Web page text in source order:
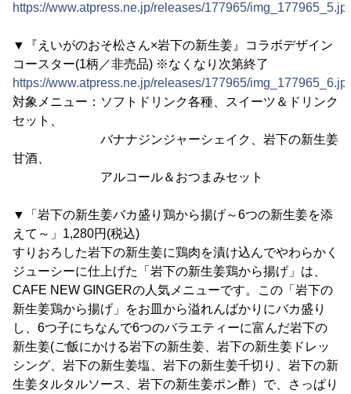
https://www.atpress.ne.jp/releases/177965/
▼『えいがのおそ松さん×岩下の新生姜』コラボデザイン
コースター(1柄／非売品) ※なくなり次第終了
https://www.atpress.ne.jp/releases/177965/
対象メニュー：ソフトドリンク各種、スイーツ＆ドリンク
セット、
バナナジンジャーシェイク、岩下の新生姜
甘酒、
アルコール＆おつまみセット
▼「岩下の新生姜バカ盛り鶏から揚げ～6つの新生姜を添
えて～」1,280円(税込)
すりおろした岩下の新生姜に鶏肉を漬け込んでやわらかく
ジューシーに仕上げた「岩下の新生姜鶏から揚げ」は、
CAFE NEW GINGERの人気メニューです。この「岩下の
新生姜鶏から揚げ」をお皿から溢れんばかりにバカ盛り
し、6つ子にちなんで6つのバラエティーに富んだ岩下の
新生姜(ご飯にかける岩下の新生姜、岩下の新生姜ドレッ
シング、岩下の新生姜塩、岩下の新生姜千切り、岩下の新
生姜タルタルソース、岩下の新生姜ポン酢）で、さっぱり